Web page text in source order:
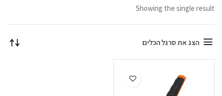
Showing the single result
הצג את סרגל הכלים